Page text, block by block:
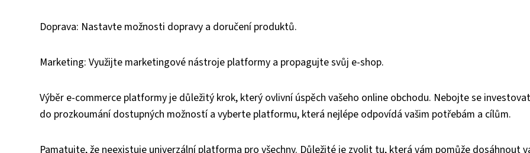
Doprava: Nastavte možnosti dopravy a doručení produktů.
Marketing: Využijte marketingové nástroje platformy a propagujte svůj e-shop.
Výběr e-commerce platformy je důležitý krok, který ovlivní úspěch vašeho online obchodu. Nebojte se
do prozkoumání dostupných možností a vyberte platformu, která nejlépe odpovídá vašim potřebám a cílům.
Pamatujte, že neexistuje univerzální platforma pro všechny. Důležité je zvolit tu, která vám pomůže dosáhnout